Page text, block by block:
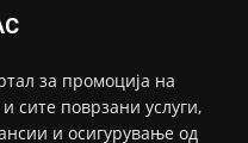
за промоција на
сите поврзани услуги,
и осигурување од